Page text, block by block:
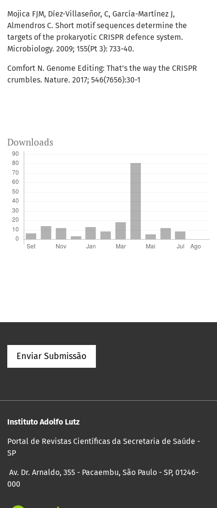
Mojica FJM, Díez-Villaseñor, C, García-Martínez J,
Almendros C. Short motif sequences determine the
targets of the prokaryotic CRISPR defence system.
Microbiology. 2009; 155(Pt 3): 733-40.
Comfort N. Genome Editing: That’s the way the CRISPR
crumbles. Nature. 2017; 546(7656):30-1
Downloads
Enviar Submissão
Instituto Adolfo Lutz
Portal de Revistas Científicas da Secretaria de Saúde -
SP
Av. Dr. Arnaldo, 355 - Pacaembu, São Paulo - SP, 01246-
000